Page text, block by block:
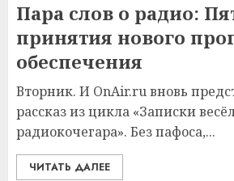
Пара слов о радио:
принятия нового
обеспечения
Вторник. И OnAir.ru вновь
рассказ из цикла «Записки
радиокочегара». Без пафоса,...
ЧИТАТЬ ДАЛЕЕ